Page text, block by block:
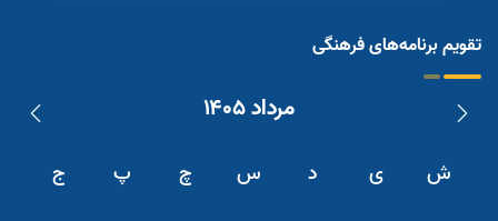
تقویم برنامه‌های فرهنگی
مرداد ۱۴۰۵
ش ی د س چ پ ج